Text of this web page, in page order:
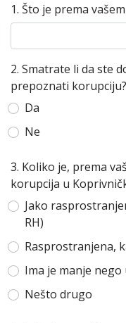
1. Što je prema
2. Smatrate li da ste
prepoznati korupciju?
Da
Ne
3. Koliko je, prema
korupcija u
Jako
RH)
Rasprostranjena,
Ima je manje
Nešto drugo